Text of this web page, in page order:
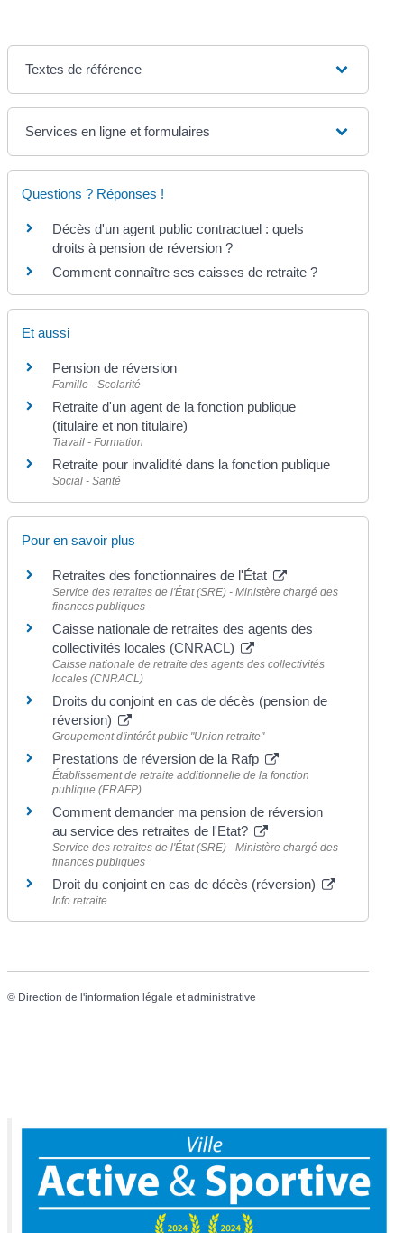
Textes de référence
Services en ligne et formulaires
Questions ? Réponses !
Décès d'un agent public contractuel : quels
droits à pension de réversion ?
Comment connaître ses caisses de retraite ?
Et aussi
Pension de réversion
Famille - Scolarité
Retraite d'un agent de la fonction publique
(titulaire et non titulaire)
Travail - Formation
Retraite pour invalidité dans la fonction publique
Social - Santé
Pour en savoir plus
Retraites des fonctionnaires de l'État
Service des retraites de l'État (SRE) - Ministère chargé des
finances publiques
Caisse nationale de retraites des agents des
collectivités locales (CNRACL)
Caisse nationale de retraite des agents des collectivités
locales (CNRACL)
Droits du conjoint en cas de décès (pension de
réversion)
Groupement d'intérêt public "Union retraite"
Prestations de réversion de la Rafp
Établissement de retraite additionnelle de la fonction
publique (ERAFP)
Comment demander ma pension de réversion
au service des retraites de l'Etat?
Service des retraites de l'État (SRE) - Ministère chargé des
finances publiques
Droit du conjoint en cas de décès (réversion)
Info retraite
© Direction de l'information légale et administrative